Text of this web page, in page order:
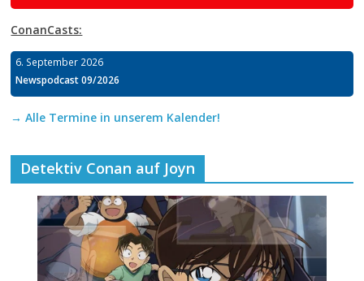
ConanCasts:
6. September 2026
Newspodcast 09/2026
→ Alle Termine in unserem Kalender!
Detektiv Conan auf Joyn